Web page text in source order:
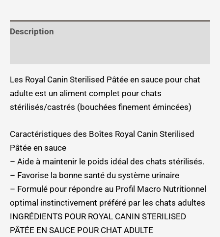
Description
Les Royal Canin Sterilised Pâtée en sauce pour chat
adulte est un aliment complet pour chats
stérilisés/castrés (bouchées finement émincées)
Caractéristiques des Boîtes Royal Canin Sterilised
Pâtée en sauce
– Aide à maintenir le poids idéal des chats stérilisés.
– Favorise la bonne santé du système urinaire
– Formulé pour répondre au Profil Macro Nutritionnel
optimal instinctivement préféré par les chats adultes
INGRÉDIENTS POUR ROYAL CANIN STERILISED
PÂTÉE EN SAUCE POUR CHAT ADULTE